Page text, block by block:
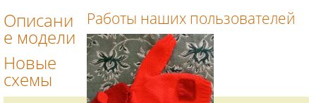
Работы наших пользователей
Описани
е модели
Новые
схемы